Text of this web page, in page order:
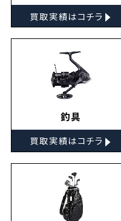
買取実績はコチラ ▸
釣具
買取実績はコチラ ▸